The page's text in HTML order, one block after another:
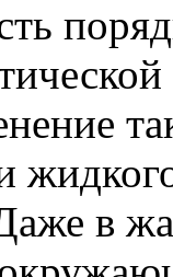
в